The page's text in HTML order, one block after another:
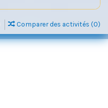
Comparer des activités (0)